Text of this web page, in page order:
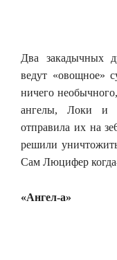
Два закадычных
ведут «овощное»
ничего
ангелы, Локи и
отправила их на
решили
Сам Люцифер
«Ангел-а»